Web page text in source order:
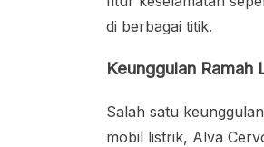
di berbagai titik.
Keunggulan Ramah
Salah satu
mobil listrik, Alva